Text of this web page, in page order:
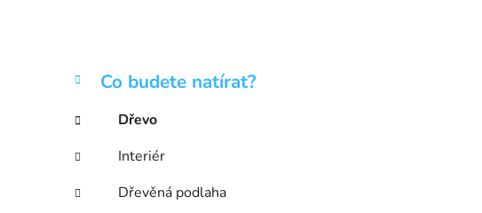
P
s
r
a
Přeskočit
kategorie
K
a
e
g
o
r
Co budete natírat?
Dřevo
Interiér
Dřevěná podlaha